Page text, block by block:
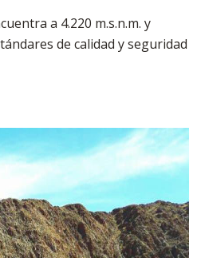
a 4.220 m.s.n.m. y
de calidad y seguridad